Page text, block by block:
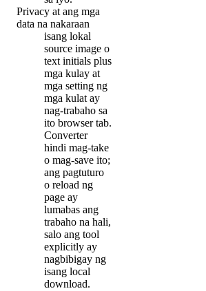
Privacy at ang mga
data na nakaraan
isang lokal
source image o
text initials plus
mga kulay at
mga setting ng
mga kulat ay
nag-trabaho sa
ito browser tab.
Converter
hindi mag-take
o mag-save ito;
ang pagtuturo
o reload ng
page ay
lumabas ang
trabaho na hali,
salo ang tool
explicitly ay
nagbibigay ng
isang local
download.